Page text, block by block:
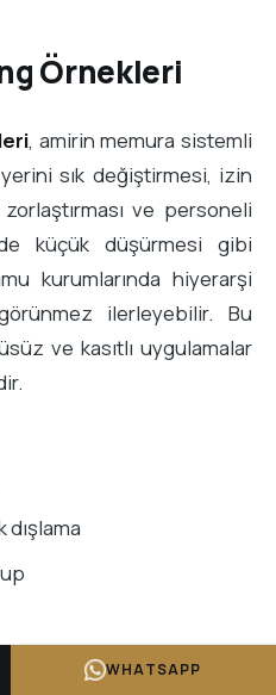
Örnekleri
, amirin memura sistemli
sık değiştirmesi, izin
ve personeli
küçük düşürmesi gibi
kurumlarında hiyerarşi
ilerleyebilir. Bu
ve kasıtlı uygulamalar
Örneklerinin
WHATSAPP